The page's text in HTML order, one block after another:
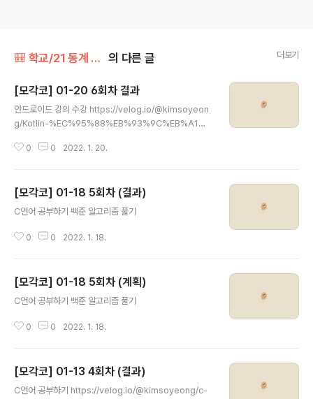
🎒 학교/21 동계 모각코: 슈붕팥붕 의 다른 글 더보기
[모각코] 01-20 6회차 결과
안드로이드 강의 수강 https://velog.io/@kimsoyeon
g/Kotlin-%EC%95%88%EB%93%9C%EB%A1%9
C%9E%91%ED%95%98%EA%B8%B0 [Kotlin] 안
og.io/@kimsoyeong/kotlin-%EC%BD%94%ED%
8B%80%EB%A6%B0-%EB%AC%B8%EB%B2%9
A%B8%B0-1 [kotlin] 코틀린 문법 모아보기 (1) 코틀린
0 0 2022. 1. 20.
[모각코] 01-18 5회차 (결과)
C언어 공부하기 백준 알고리즘 풀기
0 0 2022. 1. 18.
[모각코] 01-18 5회차 (계획)
C언어 공부하기 백준 알고리즘 풀기
0 0 2022. 1. 18.
[모각코] 01-13 4회차 (결과)
C언어 공부하기 https://velog.io/@kimsoyeong/c-